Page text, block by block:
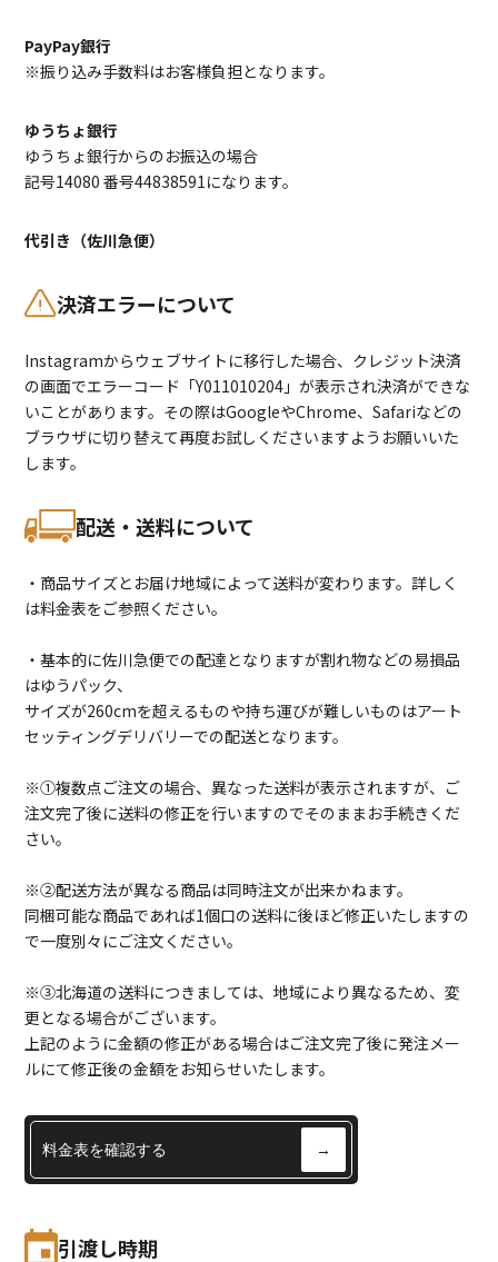
PayPay銀行
※振り込み手数料はお客様負担となります。
ゆうちょ銀行
ゆうちょ銀行からのお振込の場合
記号14080 番号44838591になります。
代引き（佐川急便）
決済エラーについて
Instagramからウェブサイトに移行した場合、クレジット決済
の画面でエラーコード「Y011010204」が表示され決済ができな
いことがあります。その際はGoogleやChrome、Safariなどの
ブラウザに切り替えて再度お試しくださいますようお願いいた
します。
配送・送料について
・商品サイズとお届け地域によって送料が変わります。詳しく
は料金表をご参照ください。
・基本的に佐川急便での配達となりますが割れ物などの易損品
はゆうパック、
サイズが260cmを超えるものや持ち運びが難しいものはアート
セッティングデリバリーでの配送となります。
※①複数点ご注文の場合、異なった送料が表示されますが、ご
注文完了後に送料の修正を行いますのでそのままお手続きくだ
さい。
※②配送方法が異なる商品は同時注文が出来かねます。
同梱可能な商品であれば1個口の送料に後ほど修正いたしますの
で一度別々にご注文ください。
※③北海道の送料につきましては、地域により異なるため、変
更となる場合がございます。
上記のように金額の修正がある場合はご注文完了後に発注メー
ルにて修正後の金額をお知らせいたします。
料金表を確認する →
引渡し時期